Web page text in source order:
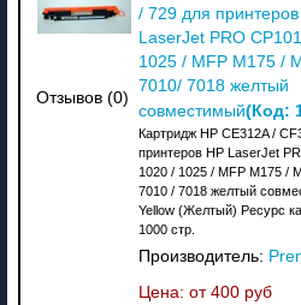
Отзывов (0)
/ 729 для
LaserJet PRO
1025 / MFP M175 /
7010/ 7018 желтый
совместимый(Код:
Картридж HP CE312A /
принтеров HP LaserJet
1020 / 1025 / MFP M175 /
7010 / 7018 желтый
Yellow (Желтый) Ресурс
1000 стр.
Производитель:
Цена: от 400 руб